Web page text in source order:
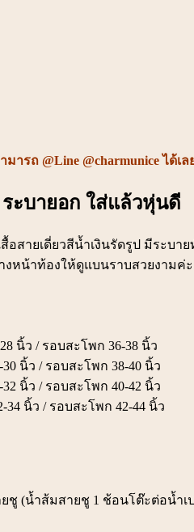
รถ @Line @charmunice ได้เล
ระบายอก ใส่แล้วหุ่นดี
อสายเดี่ยวสีน้ำเงินรัดรูป มีระ
งหน้าท้องให้ดูแบนราบสวยงามค่ะ
นิ้ว / รอบสะโพก 36-38 นิ้ว
นิ้ว / รอบสะโพก 38-40 นิ้ว
นิ้ว / รอบสะโพก 40-42 นิ้ว
นิ้ว / รอบสะโพก 42-44 นิ้ว
(น้ำส้มสายชู 1 ช้อนโต๊ะต่อน้ำเ